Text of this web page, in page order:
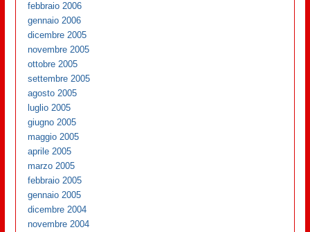
febbraio 2006
gennaio 2006
dicembre 2005
novembre 2005
ottobre 2005
settembre 2005
agosto 2005
luglio 2005
giugno 2005
maggio 2005
aprile 2005
marzo 2005
febbraio 2005
gennaio 2005
dicembre 2004
novembre 2004